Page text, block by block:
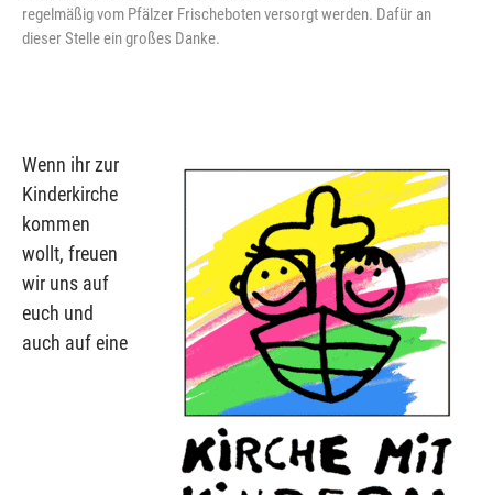
regelmäßig vom Pfälzer Frischeboten versorgt werden. Dafür an
dieser Stelle ein großes Danke.
Wenn ihr zur
Kinderkirche
kommen
wollt, freuen
wir uns auf
euch und
auch auf eine